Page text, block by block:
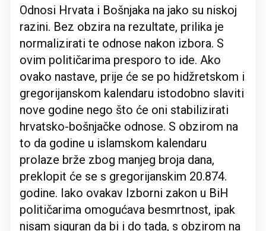
Odnosi Hrvata i Bošnjaka na jako su niskoj
razini. Bez obzira na rezultate, prilika je
normalizirati te odnose nakon izbora. S
ovim političarima presporo to ide. Ako
ovako nastave, prije će se po hidžretskom i
gregorijanskom kalendaru istodobno slaviti
nove godine nego što će oni stabilizirati
hrvatsko-bošnjačke odnose. S obzirom na
to da godine u islamskom kalendaru
prolaze brže zbog manjeg broja dana,
preklopit će se s gregorijanskim 20.874.
godine. Iako ovakav Izborni zakon u BiH
političarima omogućava besmrtnost, ipak
nisam siguran da bi i do tada, s obzirom na